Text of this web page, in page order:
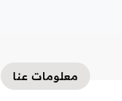
معلومات عنا